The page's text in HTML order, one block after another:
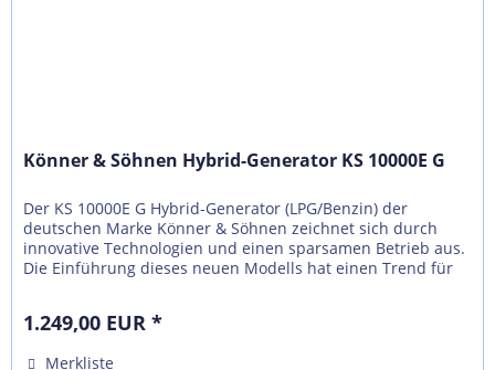
Könner & Söhnen Hybrid-Generator KS 10000E G
Der KS 10000Е G Hybrid-Generator (LPG/Benzin) der
deutschen Marke Könner & Söhnen zeichnet sich durch
innovative Technologien und einen sparsamen Betrieb aus.
Die Einführung dieses neuen Modells hat einen Trend für
1.249,00 EUR *
Merkliste